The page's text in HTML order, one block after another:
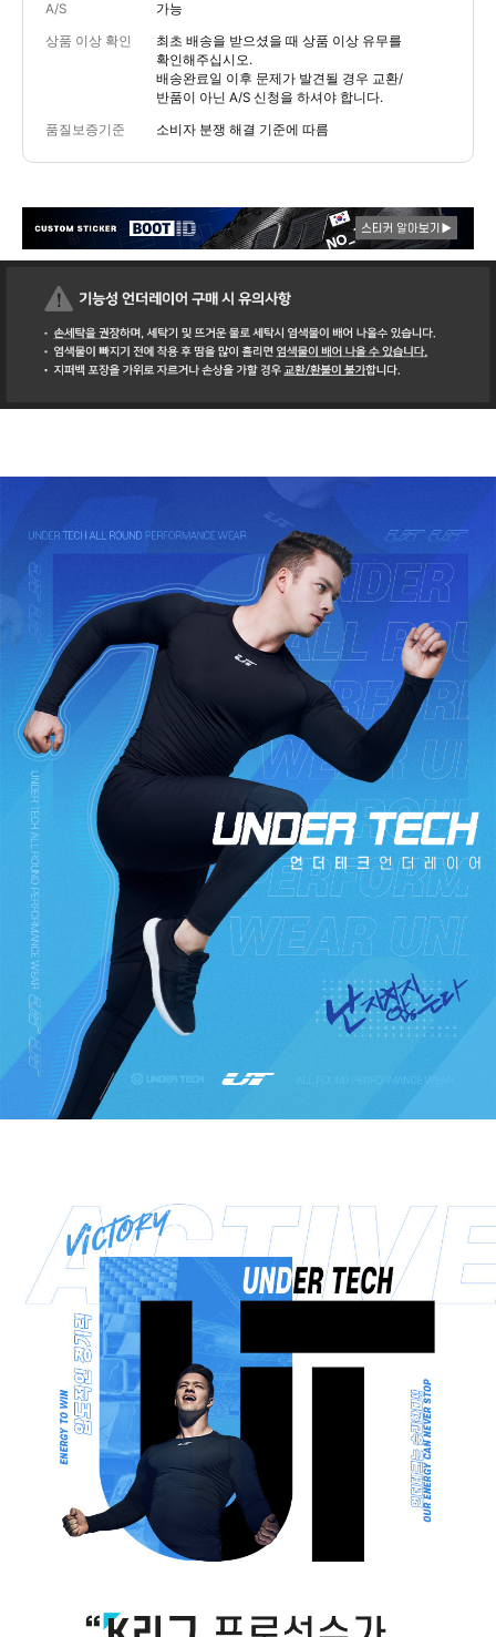
A/S 가능
상품 이상 확인
최초 배송을 받으셨을 때 상품 이상 유무를
확인해주십시오.
배송완료일 이후 문제가 발견될 경우 교환/
반품이 아닌 A/S 신청을 하셔야 합니다.
품질보증기준 소비자 분쟁 해결 기준에 따름